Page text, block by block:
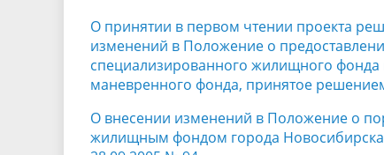
О принятии в первом чтении проекта
изменений в Положение о
специализированного жилищного
маневренного фонда, принятое
О внесении изменений в Положение о
жилищным фондом города